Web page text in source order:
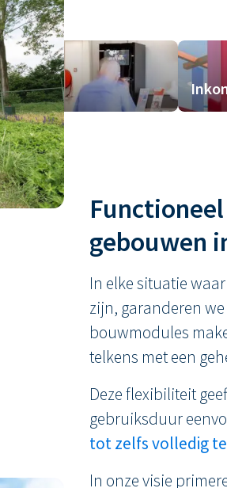
gebouwen
In elke situatie
zijn, garanderen
bouwmodules
telkens met een
Deze flexibiliteit
gebruiksduur
tot zelfs volledig
In onze visie